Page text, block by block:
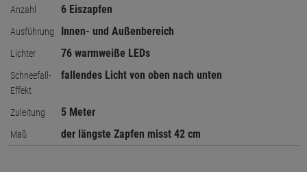
Anzahl 6 Eiszapfen
Ausführung Innen- und Außenbereich
Lichter 76 warmweiße LEDs
Schneefall-
Effekt
fallendes Licht von oben nach unten
Zuleitung 5 Meter
Maß der längste Zapfen misst 42 cm